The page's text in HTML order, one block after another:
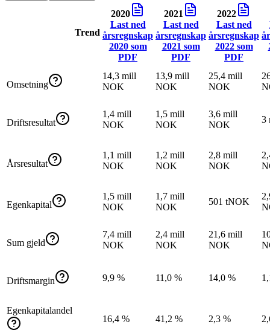
Trend
2020
Last ned
årsregnskap
2020som
PDF
2021
Last ned
årsregnskap
2021 som
PDF
2022
Last ned
årsregnskap
2022som
PDF
Omsetning
14,3 mill
NOK
13,9 mill
NOK
25,4 mill
NOK
Driftsresultat
1,4 mill
NOK
1,5 mill
NOK
3,6 mill
NOK
3
Årsresultat
1,1 mill
NOK
1,2 mill
NOK
2,8 mill
NOK
Egenkapital
1,5 mill
NOK
1,7 mill
NOK
501 tNOK
Sum gjeld
7,4 mill
NOK
2,4 mill
NOK
21,6 mill
NOK
Driftsmargin 9,9 % 11,0 % 14,0 %
Egenkapitalandel
16,4 %
41,2 % 2,3 %